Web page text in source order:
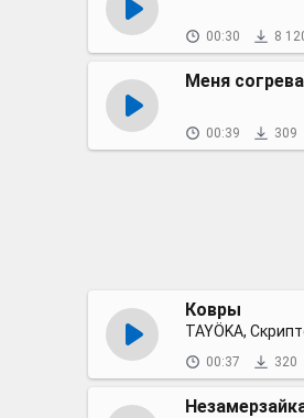
00:30 8
Меня
00:39 309
Ковры
TAYÖKA,
00:37 320